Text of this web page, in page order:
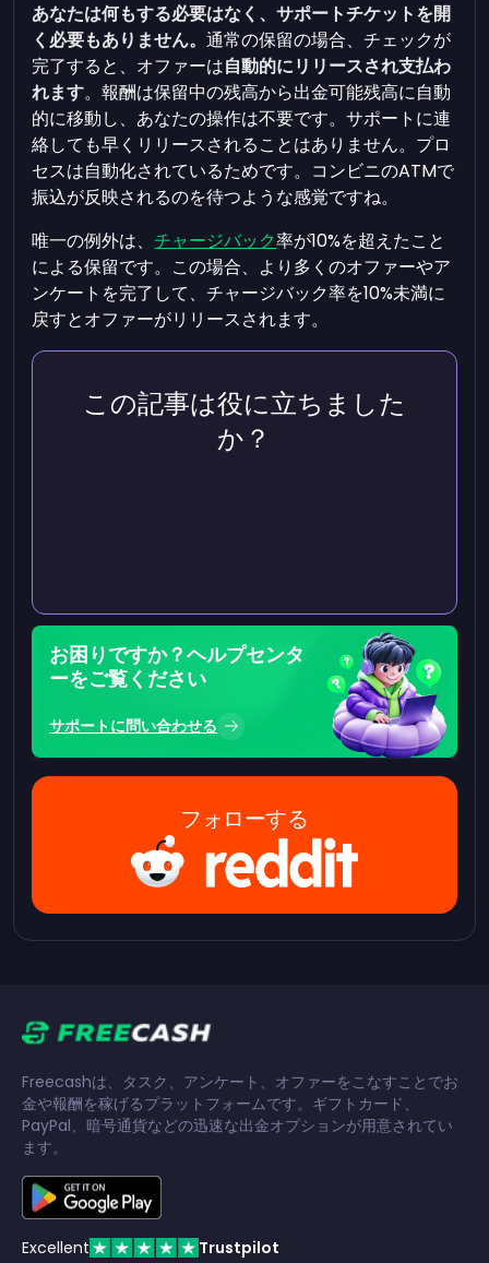
あなたは何もする必要はなく、サポートチケットを開
く必要もありません。通常の保留の場合、チェックが
完了すると、オファーは自動的にリリースされ支払わ
れます。報酬は保留中の残高から出金可能残高に自動
的に移動し、あなたの操作は不要です。サポートに連
絡しても早くリリースされることはありません。プロ
セスは自動化されているためです。コンビニのATMで
振込が反映されるのを待つような感覚ですね。
唯一の例外は、チャージバック率が10%を超えたこと
による保留です。この場合、より多くのオファーやア
ンケートを完了して、チャージバック率を10%未満に
戻すとオファーがリリースされます。
この記事は役に立ちました
か？
お困りですか？ヘルプセンタ
ーをご覧ください
サポートに問い合わせる
フォローする
Freecashは、タスク、アンケート、オファーをこなすことでお
金や報酬を稼げるプラットフォームです。ギフトカード、
PayPal、暗号通貨などの迅速な出金オプションが用意されてい
ます。
Excellent Trustpilot